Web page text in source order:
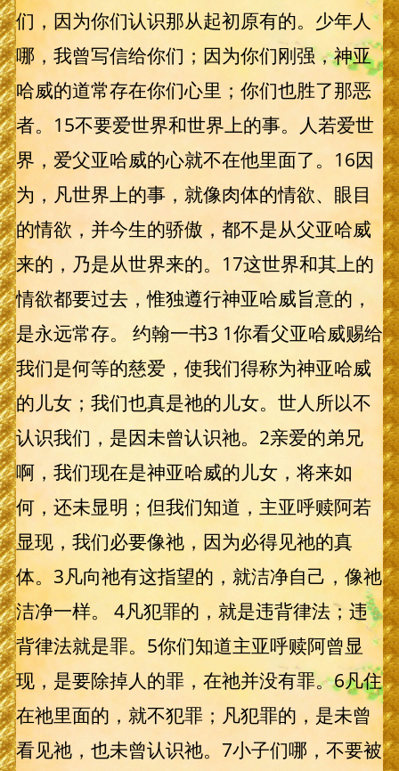
们，因为你们认识那从起初原有的。少年人
哪，我曾写信给你们；因为你们刚强，神亚
哈威的道常存在你们心里；你们也胜了那恶
者。15不要爱世界和世界上的事。人若爱世
界，爱父亚哈威的心就不在他里面了。16因
为，凡世界上的事，就像肉体的情欲、眼目
的情欲，并今生的骄傲，都不是从父亚哈威
来的，乃是从世界来的。17这世界和其上的
情欲都要过去，惟独遵行神亚哈威旨意的，
是永远常存。 约翰一书3 1你看父亚哈威赐给
我们是何等的慈爱，使我们得称为神亚哈威
的儿女；我们也真是祂的儿女。世人所以不
认识我们，是因未曾认识祂。2亲爱的弟兄
啊，我们现在是神亚哈威的儿女，将来如
何，还未显明；但我们知道，主亚呼赎阿若
显现，我们必要像祂，因为必得见祂的真
体。3凡向祂有这指望的，就洁净自己，像祂
洁净一样。 4凡犯罪的，就是违背律法；违
背律法就是罪。5你们知道主亚呼赎阿曾显
现，是要除掉人的罪，在祂并没有罪。6凡住
在祂里面的，就不犯罪；凡犯罪的，是未曾
看见祂，也未曾认识祂。7小子们哪，不要被